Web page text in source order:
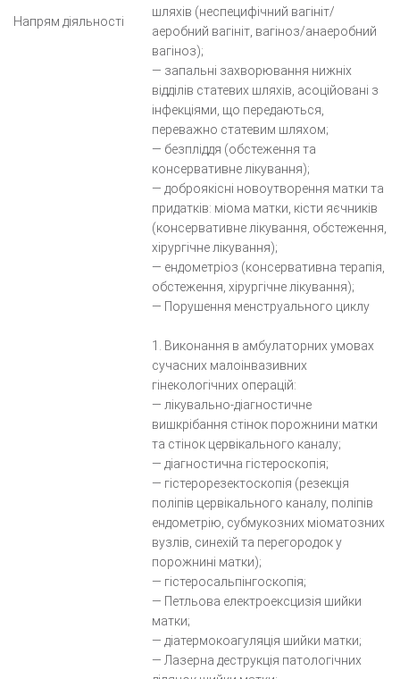
Напрям діяльності
шляхів (неспецифічний вагініт/
аеробний вагініт, вагіноз/анаеробний
вагіноз);
— запальні захворювання нижніх
відділів статевих шляхів, асоційовані з
інфекціями, що передаються,
переважно статевим шляхом;
— безпліддя (обстеження та
консервативне лікування);
— доброякісні новоутворення матки та
придатків: міома матки, кісти яєчників
(консервативне лікування, обстеження,
хірургічне лікування);
— ендометріоз (консервативна терапія,
обстеження, хірургічне лікування);
— Порушення менструального циклу
1. Виконання в амбулаторних умовах
сучасних малоінвазивних
гінекологічних операцій:
— лікувально-діагностичне
вишкрібання стінок порожнини матки
та стінок цервікального каналу;
— діагностична гістероскопія;
— гістерорезектоскопія (резекція
поліпів цервікального каналу, поліпів
ендометрію, субмукозних міоматозних
вузлів, синехій та перегородок у
порожнині матки);
— гістеросальпінгоскопія;
— Петльова електроексцизія шийки
матки;
— діатермокоагуляція шийки матки;
— Лазерна деструкція патологічних